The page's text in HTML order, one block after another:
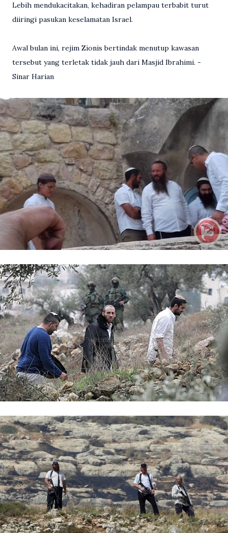
Lebih mendukacitakan, kehadiran pelampau terbabit turut
diiringi pasukan keselamatan Israel.
Awal bulan ini, rejim Zionis bertindak menutup kawasan
tersebut yang terletak tidak jauh dari Masjid Ibrahimi. -
Sinar Harian